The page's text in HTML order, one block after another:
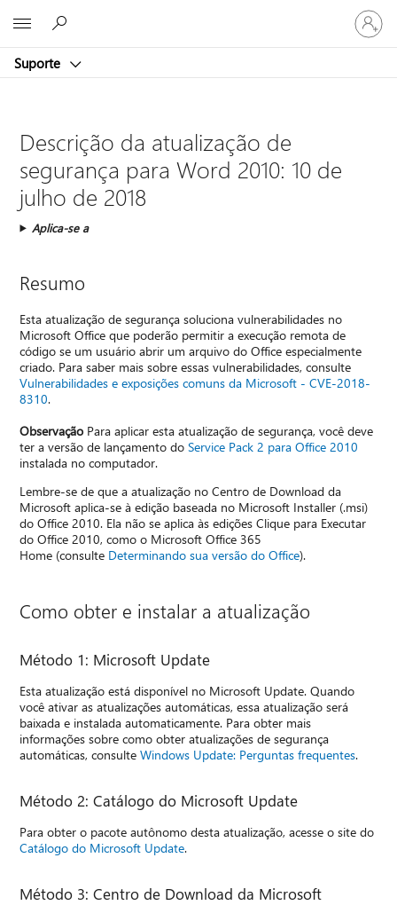
Suporte
Entre
em
sua
Descrição da atualização de
segurança para Word 2010: 10 de
julho de 2018
Aplica-se a
Resumo
Esta atualização de segurança soluciona vulnerabilidades no
Microsoft Office que poderão permitir a execução remota de
código se um usuário abrir um arquivo do Office especialmente
criado. Para saber mais sobre essas vulnerabilidades, consulte
Vulnerabilidades e exposições comuns da Microsoft - CVE-2018-
8310.
Observação Para aplicar esta atualização de segurança, você deve
ter a versão de lançamento doService Pack 2 para Office 2010
instalada no computador.
Lembre-se de que a atualização no Centro de Download da
Microsoft aplica-se à edição baseada no Microsoft Installer (.msi)
do Office 2010. Ela não se aplica às edições Clique para Executar
do Office 2010, como o Microsoft Office 365
Home (consulte Determinando sua versão do Office).
Como obter e instalar a atualização
Método 1: Microsoft Update
Esta atualização está disponível no Microsoft Update. Quando
você ativar as atualizações automáticas, essa atualização será
baixada e instalada automaticamente. Para obter mais
informações sobre como obter atualizações de segurança
automáticas, consulteWindows Update: Perguntas frequentes.
Método 2: Catálogo do Microsoft Update
Para obter o pacote autônomo desta atualização, acesse o site do
Catálogo do Microsoft Update.
Método 3: Centro de Download da Microsoft